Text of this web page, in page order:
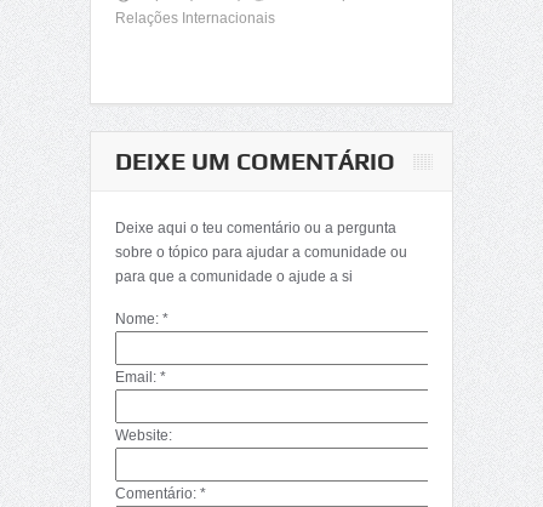
Relações Internacionais
DEIXE UM COMENTÁRIO
Deixe aqui o teu comentário ou a pergunta
sobre o tópico para ajudar a comunidade ou
para que a comunidade o ajude a si
Nome: *
Email: *
Website:
Comentário: *